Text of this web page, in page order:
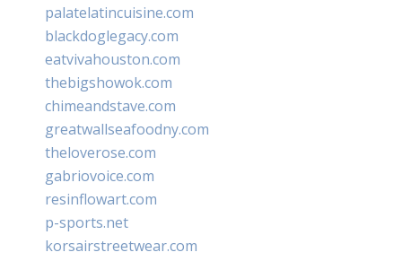
palatelatincuisine.com
blackdoglegacy.com
eatvivahouston.com
thebigshowok.com
chimeandstave.com
greatwallseafoodny.com
theloverose.com
gabriovoice.com
resinflowart.com
p-sports.net
korsairstreetwear.com